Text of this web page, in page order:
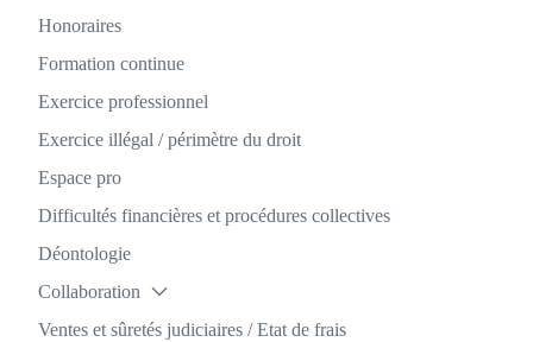
Honoraires
Formation continue
Exercice professionnel
Exercice illégal / périmètre du droit
Espace pro
Difficultés financières et procédures collectives
Déontologie
Collaboration
Ventes et sûretés judiciaires / Etat de frais